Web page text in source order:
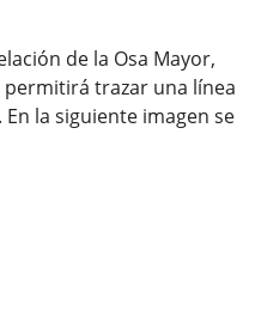
de la Osa Mayor,
trazar una línea
la siguiente imagen se